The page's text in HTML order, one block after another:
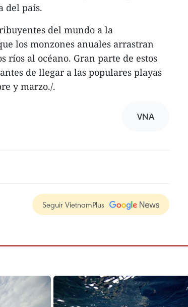
del país.
del mundo a la
los monzones anuales arrastran
ríos al océano. Gran parte de estos
de llegar a las populares playas
y marzo./.
VNA
Seguir VietnamPlus